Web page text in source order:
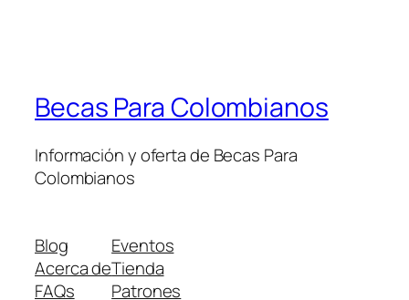
Becas Para Colombianos
Información y oferta de Becas Para
Colombianos
Blog
Acerca de
FAQs
Eventos
Tienda
Patrones